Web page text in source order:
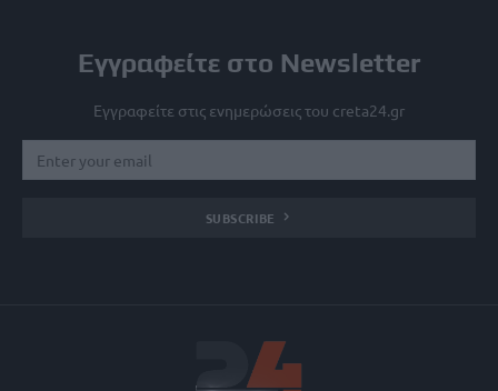
Εγγραφείτε στο Newsletter
Εγγραφείτε στις ενημερώσεις του creta24.gr
SUBSCRIBE